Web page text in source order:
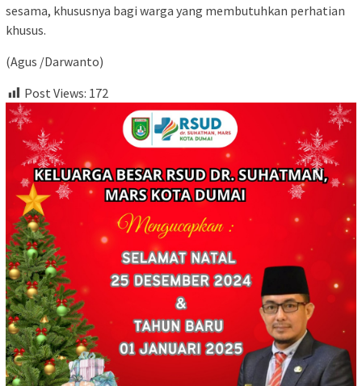
sesama, khususnya bagi warga yang membutuhkan perhatian
khusus.
(Agus /Darwanto)
Post Views: 172